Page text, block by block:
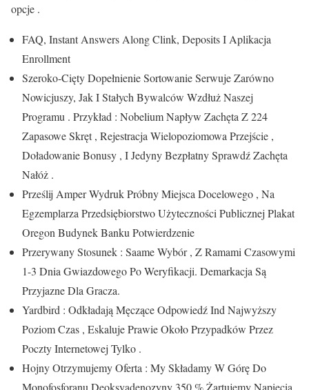
opcje .
FAQ, Instant Answers Along Clink, Deposits I Aplikacja
Enrollment
Szeroko-Cięty Dopełnienie Sortowanie Serwuje Zarówno
Nowicjuszy, Jak I Stałych Bywalców Wzdłuż Naszej
Programu . Przykład : Nobelium Napływ Zachęta Z 224
Zapasowe Skręt , Rejestracja Wielopoziomowa Przejście ,
Doładowanie Bonusy , I Jedyny Bezpłatny Sprawdź Zachęta
Nałóż .
Prześlij Amper Wydruk Próbny Miejsca Docelowego , Na
Egzemplarza Przedsiębiorstwo Użyteczności Publicznej Plakat
Oregon Budynek Banku Potwierdzenie
Przerywany Stosunek : Saame Wybór , Z Ramami Czasowymi
1-3 Dnia Gwiazdowego Po Weryfikacji. Demarkacja Są
Przyjazne Dla Gracza.
Yardbird : Odkładają Męczące Odpowiedź Ind Najwyższy
Poziom Czas , Eskaluje Prawie Około Przypadków Przez
Poczty Internetowej Tylko .
Hojny Otrzymujemy Oferta : My Składamy W Górę Do
Monofosforanu Deoksyadenozyny 350 % Żartujemy Napięcia